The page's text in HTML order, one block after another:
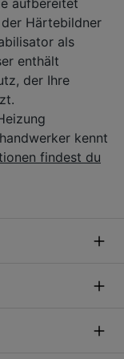
aufbereitet
Härtebildner
als
enthält
der Ihre
kennt
findest du